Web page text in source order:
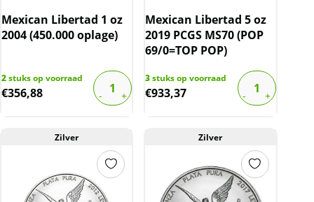
Mexican Libertad 1 oz
2004 (450.000 oplage)
2stuks op voorraad
€356,88
Mexican Libertad 5 oz
2019 PCGS MS70 (POP
69/0=TOP POP)
3stuks op voorraad
€933,37
Zilver Zilver